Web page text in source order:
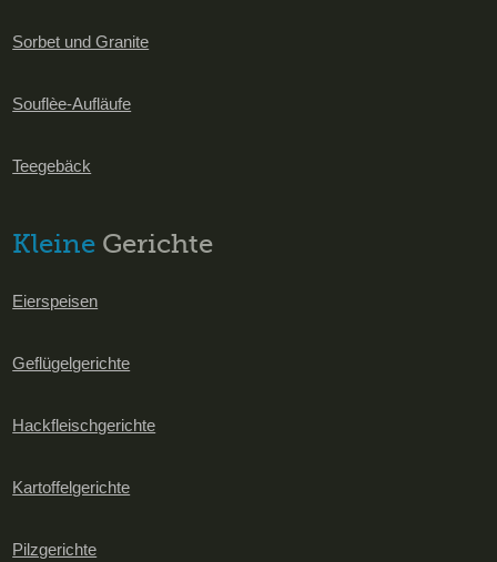
Sorbet und Granite
Souflèe-Aufläufe
Teegebäck
Kleine Gerichte
Eierspeisen
Geflügelgerichte
Hackfleischgerichte
Kartoffelgerichte
Pilzgerichte